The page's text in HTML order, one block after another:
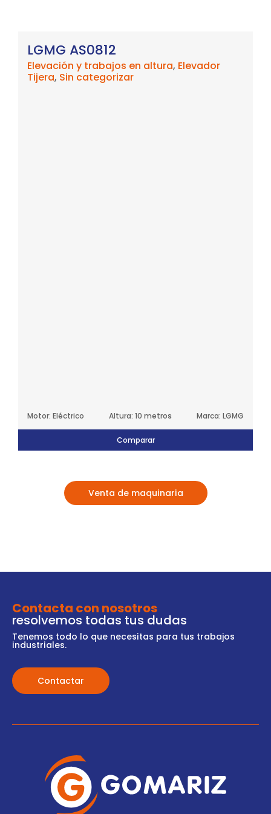
LGMG AS0812
Elevación y trabajos en altura, Elevador
Tijera, Sin categorizar
Motor: Eléctrico Altura: 10 metros Marca: LGMG
Comparar
Venta de maquinaria
Contacta con nosotros
resolvemos todas tus dudas
Tenemos todo lo que necesitas para tus trabajos
industriales.
Contactar